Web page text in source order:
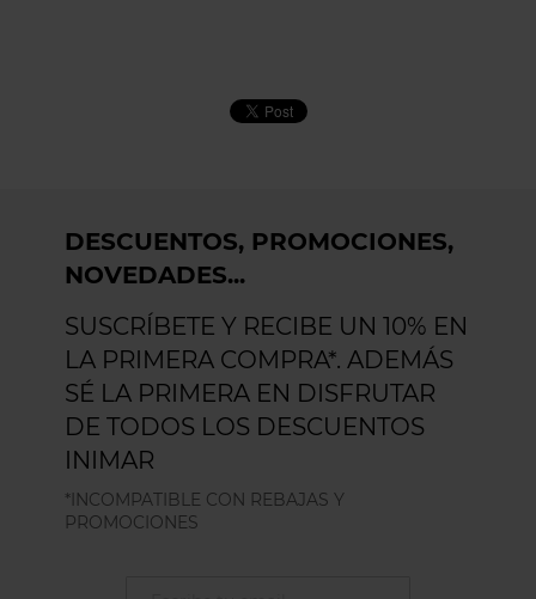
DESCUENTOS, PROMOCIONES,
NOVEDADES...
SUSCRÍBETE Y RECIBE UN 10% EN
LA PRIMERA COMPRA*. ADEMÁS
SÉ LA PRIMERA EN DISFRUTAR
DE TODOS LOS DESCUENTOS
INIMAR
*INCOMPATIBLE CON REBAJAS Y
PROMOCIONES